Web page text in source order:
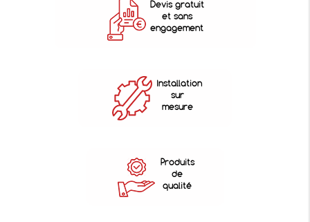
Devis gratuit
et sans
engagement
Installation
sur
mesure
Produits
de
qualité